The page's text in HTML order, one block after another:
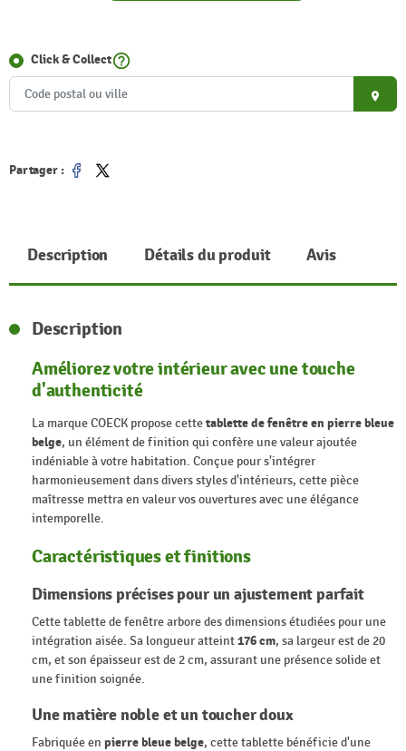
Click & Collecthelp_outline
place
Partager :
Partager
Tweet
Description Détails du produit Avis
Description
Améliorez votre intérieur avec une touche
d'authenticité
La marque COECK propose cettetablette de fenêtre en pierre bleue
belge, un élément de finition qui confère une valeur ajoutée
indéniable à votre habitation. Conçue pour s'intégrer
harmonieusement dans divers styles d'intérieurs, cette pièce
maîtresse mettra en valeur vos ouvertures avec une élégance
intemporelle.
Caractéristiques et finitions
Dimensions précises pour un ajustement parfait
Cette tablette de fenêtre arbore des dimensions étudiées pour une
intégration aisée. Sa longueur atteint176 cm, sa largeur est de 20
cm, et son épaisseur est de 2 cm, assurant une présence solide et
une finition soignée.
Une matière noble et un toucher doux
Fabriquée en pierre bleue belge, cette tablette bénéficie d'une